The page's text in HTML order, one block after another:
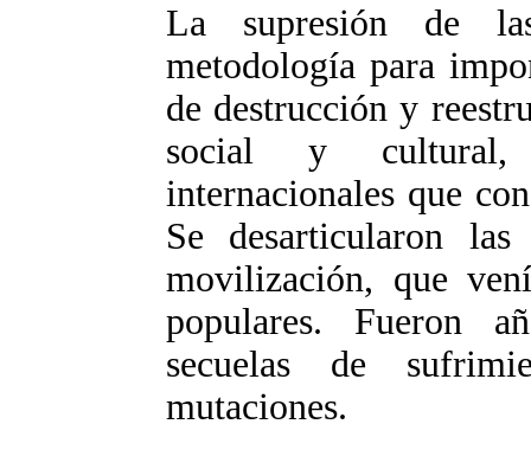
La supresión de
metodología para
de destrucción y
social y cultural,
internacionales que
Se desarticularon
movilización, que
populares. Fueron
secuelas de
mutaciones.